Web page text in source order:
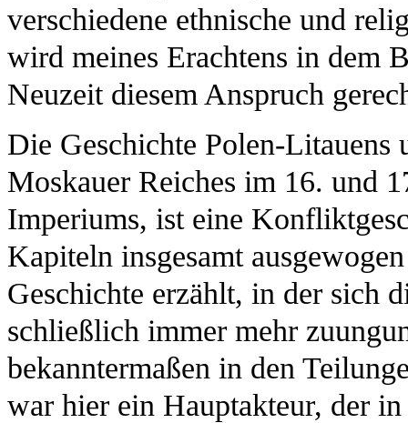
verschiedene ethnische und
wird meines Erachtens in dem
Neuzeit diesem Anspruch
Die Geschichte Polen-Litauens
Moskauer Reiches im 16. und
Imperiums, ist eine
Kapiteln insgesamt
Geschichte erzählt, in der sich
schließlich immer mehr
bekanntermaßen in den
war hier ein Hauptakteur, der